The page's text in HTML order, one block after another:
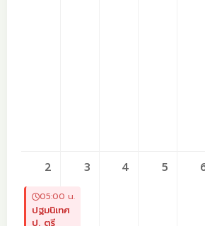
2
05:00 น.
ปฐมนิเทศ
3 4 5